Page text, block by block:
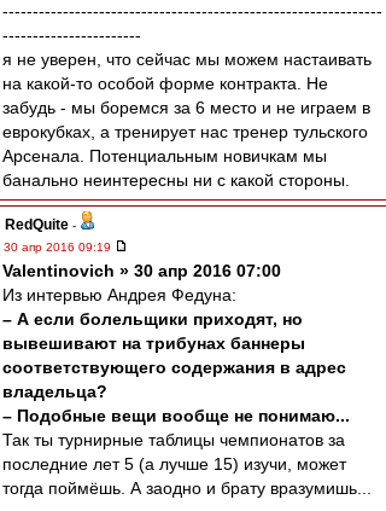
---------------------------------------------------------------
-----------------------
я не уверен, что сейчас мы можем настаивать
на какой-то особой форме контракта. Не
забудь - мы боремся за 6 место и не играем в
еврокубках, а тренирует нас тренер тульского
Арсенала. Потенциальным новичкам мы
банально неинтересны ни с какой стороны.
RedQuite -
30 апр 2016 09:19
Valentinovich » 30 апр 2016 07:00
Из интервью Андрея Федуна:
– А если болельщики приходят, но
вывешивают на трибунах баннеры
соответствующего содержания в адрес
владельца?
– Подобные вещи вообще не понимаю...
Так ты турнирные таблицы чемпионатов за
последние лет 5 (а лучше 15) изучи, может
тогда поймёшь. А заодно и брату вразумишь...